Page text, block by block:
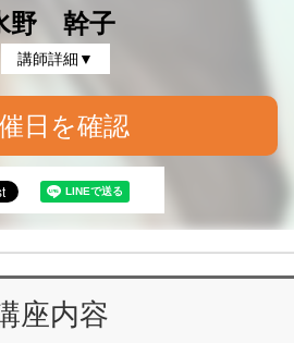
野 幹子
講師詳細▼
日を確認
座内容